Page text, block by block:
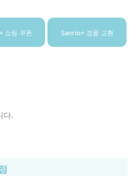
쇼핑 쿠폰 Sanrio+ 경품 교환
다.